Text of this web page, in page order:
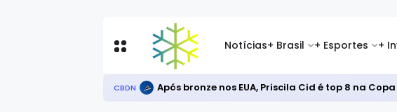
Notícias+ Brasil + Esportes +
CBDN Após bronze nos EUA, Priscila Cid é top 8 na